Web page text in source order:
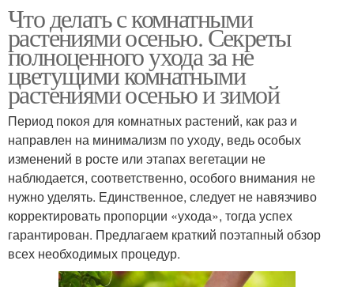
Что делать с комнатными
растениями осенью. Секреты
полноценного ухода за не
цветущими комнатными
растениями осенью и зимой
Период покоя для комнатных растений, как раз и
направлен на минимализм по уходу, ведь особых
изменений в росте или этапах вегетации не
наблюдается, соответственно, особого внимания не
нужно уделять. Единственное, следует не навязчиво
корректировать пропорции «ухода», тогда успех
гарантирован. Предлагаем краткий поэтапный обзор
всех необходимых процедур.